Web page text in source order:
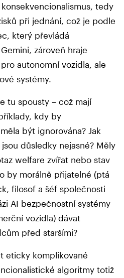
tedy
při jednání, což je podle
který převládá
zároveň hraje
autonomní vozidla, ale
systémy.
tu spousty – což mají
kdy by
být ignorována? Jak
důsledky nejasné? Měly
welfare zvířat nebo stav
by morálně přijatelné (ptá
filosof a šéf společnosti
AI bezpečnostní systémy
vozidla) dávat
před staršími?
eticky komplikované
algoritmy totiž